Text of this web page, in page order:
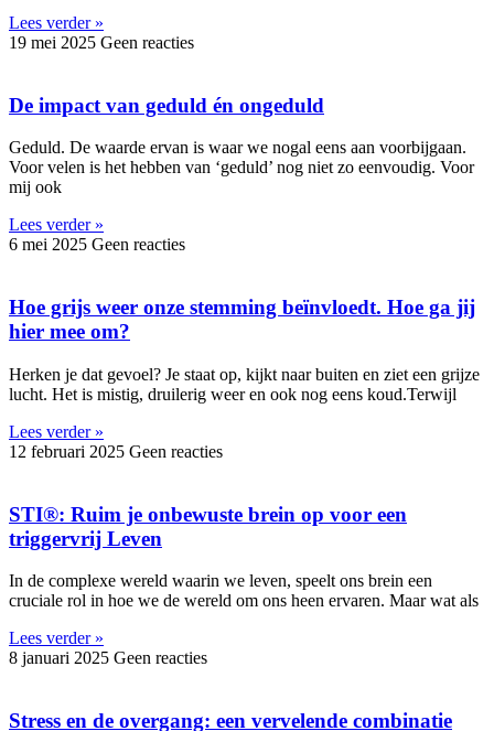
Lees verder »
19 mei 2025 Geen reacties
De impact van geduld én ongeduld
Geduld. De waarde ervan is waar we nogal eens aan voorbijgaan.
Voor velen is het hebben van ‘geduld’ nog niet zo eenvoudig. Voor
mij ook
Lees verder »
6 mei 2025 Geen reacties
Hoe grijs weer onze stemming beïnvloedt. Hoe ga jij
hier mee om?
Herken je dat gevoel? Je staat op, kijkt naar buiten en ziet een grijze
lucht. Het is mistig, druilerig weer en ook nog eens koud.Terwijl
Lees verder »
12 februari 2025 Geen reacties
STI®: Ruim je onbewuste brein op voor een
triggervrij Leven
In de complexe wereld waarin we leven, speelt ons brein een
cruciale rol in hoe we de wereld om ons heen ervaren. Maar wat als
Lees verder »
8 januari 2025 Geen reacties
Stress en de overgang: een vervelende combinatie